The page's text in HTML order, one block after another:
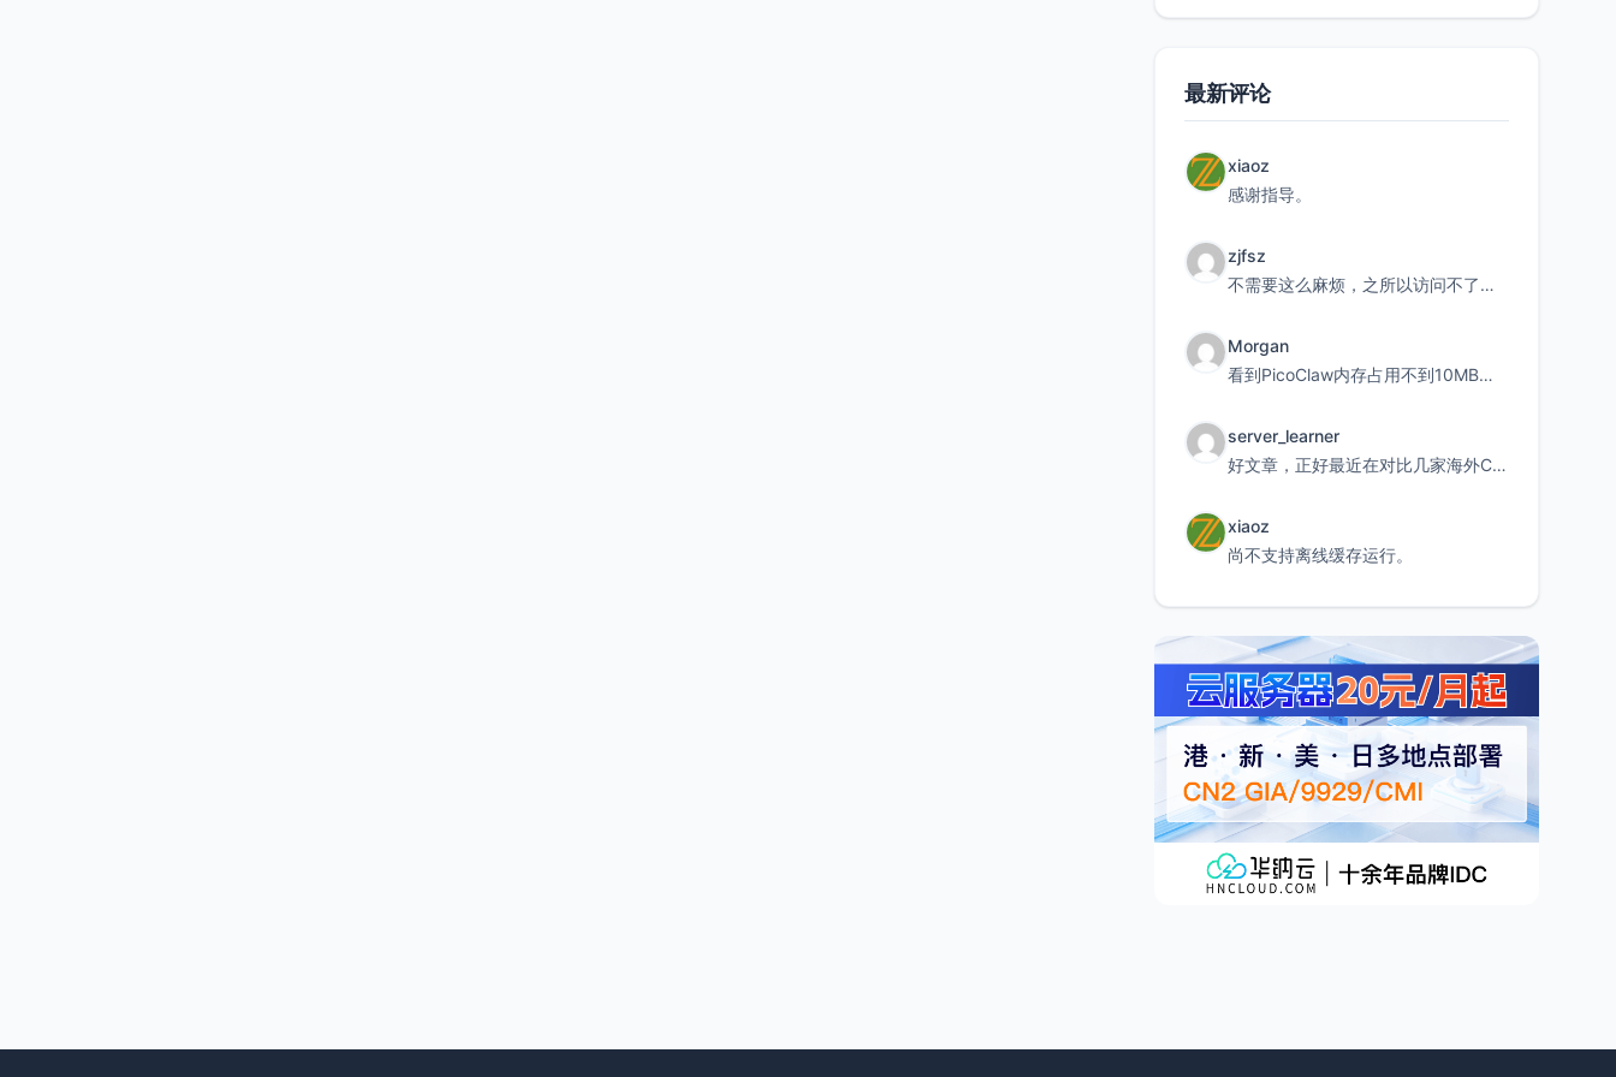
最新评论
xiaoz
感谢指导。
zjfsz
不需要这么麻烦，之所以访问不了，是由于非对称路由的问题，在爱快主路由添加一条静态路由192.168.
Morgan
看到PicoClaw内存占用不到10MB这个数据真的很惊喜，确实很适合我这种想用旧设备折腾AI的小白
server_learner
好文章，正好最近在对比几家海外CDN。文中提到CF免费版不支持自定义回源端口和HOST这个痛点太真实
xiaoz
尚不支持离线缓存运行。